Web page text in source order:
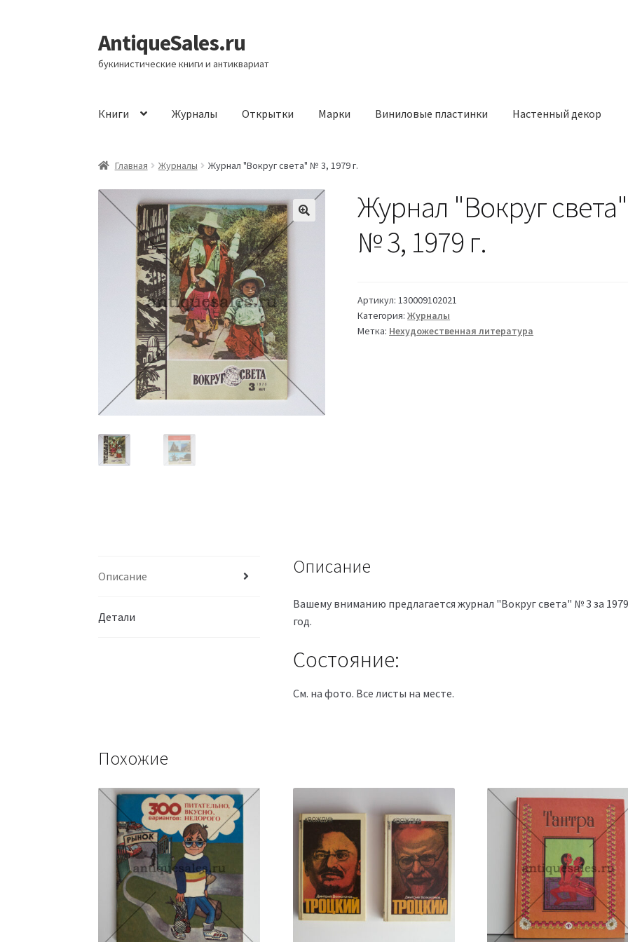
Перейти
к
навигации
Перейти
к
содержимому
AntiqueSales.ru
букинистические книги и антиквариат
Книги Журналы Открытки Марки Виниловые пластинки Настенный декор
ГлавнаяГлавная Журналы Журнал "Вокруг света" № 3, 1979 г.
Журнал "Вокруг света"
№ 3, 1979 г.
Артикул:130009102021
Категория:Журналы
Метка: Нехудожественная литература
Описание
Детали
Описание
Вашему вниманию предлагается журнал "Вокруг света" № 3 за 1979
год.
Состояние:
См. на фото. Все листы на месте.
Похожие